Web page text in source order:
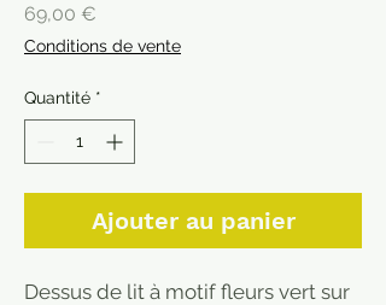
69,00 €
Conditions de vente
Quantité *
Ajouter au panier
Dessus de lit à motif fleurs vert sur